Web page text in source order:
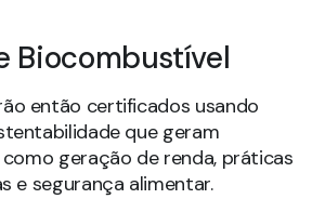
Biocombustível
então certificados usando
que geram
geração de renda, práticas
e segurança alimentar.